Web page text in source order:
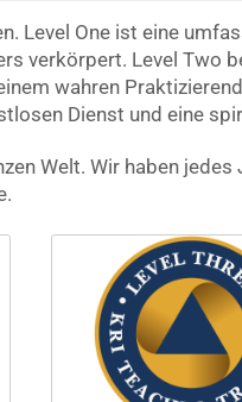
Level One ist eine
verkörpert. Level Two
wahren
Dienst und eine
Welt. Wir haben